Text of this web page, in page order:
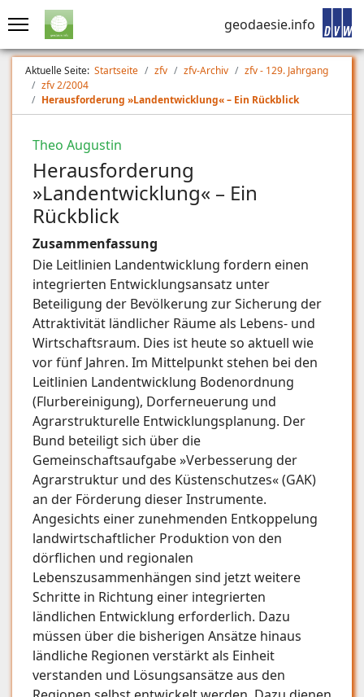
geodaesie.info
Aktuelle Seite: Startseite zfv zfv-Archiv
zfv - 129. Jahrgang
zfv 2/2004
Herausforderung »Landentwicklung« – Ein Rückblick
Theo Augustin
Herausforderung
»Landentwicklung« – Ein
Rückblick
Zusammenfassung
Die Leitlinien Landentwicklung fordern einen
integrierten Entwicklungsansatz unter
Beteiligung der Bevölkerung zur Sicherung der
Attraktivität ländlicher Räume als Lebens- und
Wirtschaftsraum. Dies ist heute so aktuell wie
vor fünf Jahren. Im Mittelpunkt stehen bei den
Leitlinien Landentwicklung Bodenordnung
(Flurbereinigung), Dorferneuerung und
Agrarstrukturelle Entwicklungsplanung. Der
Bund beteiligt sich über die
Gemeinschaftsaufgabe »Verbesserung der
Agrarstruktur und des Küstenschutzes« (GAK)
an der Förderung dieser Instrumente.
Angesichts einer zunehmenden Entkoppelung
landwirtschaftlicher Produktion von den
dörflichen und regionalen
Lebenszusammenhängen sind jetzt weitere
Schritte in Richtung einer integrierten
ländlichen Entwicklung erforderlich. Dazu
müssen über die bisherigen Ansätze hinaus
ländliche Regionen verstärkt als Einheit
verstanden und Lösungsansätze aus den